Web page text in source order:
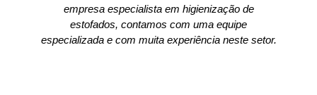
empresa especialista em higienização de
estofados, contamos com uma equipe
especializada e com muita experiência neste setor.